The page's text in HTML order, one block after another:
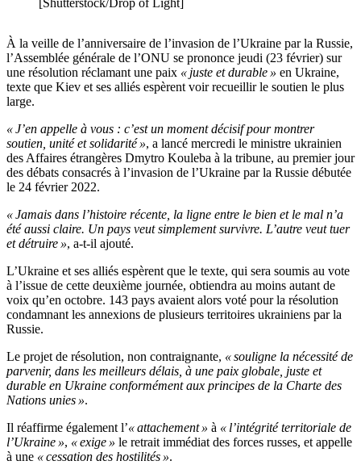
[Shutterstock/Drop of Light]
À la veille de l’anniversaire de l’invasion de l’Ukraine par la Russie,
l’Assemblée générale de l’ONU se prononce jeudi (23 février) sur
une résolution réclamant une paix « juste et durable » en Ukraine,
texte que Kiev et ses alliés espèrent voir recueillir le soutien le plus
large.
« J’en appelle à vous : c’est un moment décisif pour montrer
soutien, unité et solidarité », a lancé mercredi le ministre ukrainien
des Affaires étrangères Dmytro Kouleba à la tribune, au premier jour
des débats consacrés à l’invasion de l’Ukraine par la Russie débutée
le 24 février 2022.
« Jamais dans l’histoire récente, la ligne entre le bien et le mal n’a
été aussi claire. Un pays veut simplement survivre. L’autre veut tuer
et détruire », a-t-il ajouté.
L’Ukraine et ses alliés espèrent que le texte, qui sera soumis au vote
à l’issue de cette deuxième journée, obtiendra au moins autant de
voix qu’en octobre. 143 pays avaient alors voté pour la résolution
condamnant les annexions de plusieurs territoires ukrainiens par la
Russie.
Le projet de résolution, non contraignante, « souligne la nécessité de
parvenir, dans les meilleurs délais, à une paix globale, juste et
durable en Ukraine conformément aux principes de la Charte des
Nations unies ».
Il réaffirme également l’« attachement » à « l’intégrité territoriale de
l’Ukraine », « exige » le retrait immédiat des forces russes, et appelle
à une « cessation des hostilités ».